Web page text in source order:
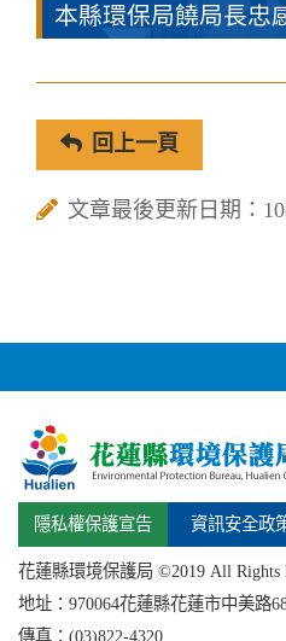
回上一頁
文章最後更新日期：
隱私權保護宣告 資訊安全政
花蓮縣環境保護局 ©2019 All Rights
地址： 970064花蓮縣花蓮市中美路
傳真：(03)822-4320